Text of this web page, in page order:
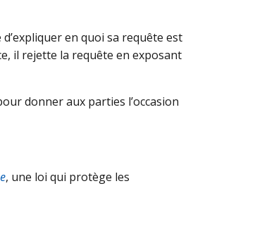
en quoi sa requête est
il rejette la requête en exposant
donner aux parties l’occasion
, une loi qui protège les